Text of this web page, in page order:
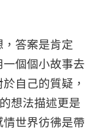
答案是肯定
個個小故事去
自己的質疑，
的想法描述更是
世界彷彿是帶